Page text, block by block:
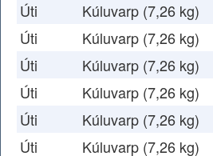
Úti
Kúluvarp (7,26 kg)
Úti
Kúluvarp (7,26 kg)
Úti
Kúluvarp (7,26 kg)
Úti
Kúluvarp (7,26 kg)
Úti
Kúluvarp (7,26 kg)
Úti
Kúluvarp (7,26 kg)